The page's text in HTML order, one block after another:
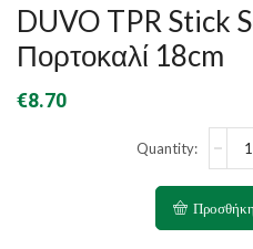
DUVO TPR Stick
Πορτοκαλί 18cm
€8.70
18cm